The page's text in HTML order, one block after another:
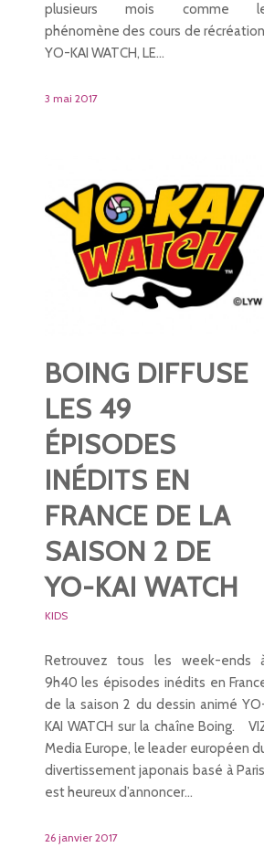
plusieurs mois comme
phénomène des cours de
YO-KAI WATCH, LE…
3 mai 2017
BOING DIFFUSE
LES 49
ÉPISODES
INÉDITS EN
FRANCE DE LA
SAISON 2 DE
YO-KAI WATCH
KIDS
Retrouvez tous les week-ends
9h40 les épisodes inédits en
de la saison 2 du dessin animé
KAI WATCH sur la chaîne Boing.
Media Europe, le leader européen
divertissement japonais basé à
est heureux d’annoncer…
26 janvier 2017